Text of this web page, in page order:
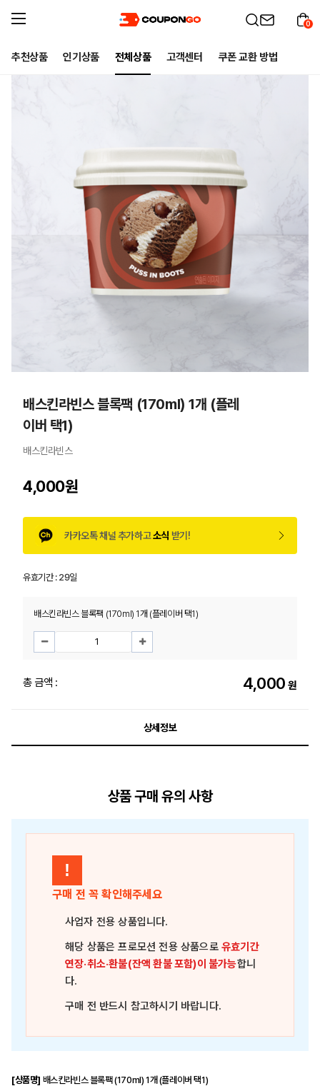
추천상품 인기상품 전체상품 고객센터 쿠폰 교환 방법
0
배스킨라빈스 블록팩 (170ml) 1개 (플레
이버 택1)
배스킨라빈스
4,000원
카카오톡 채널 추가하고소식 받기!
유효기간 :29일
배스킨라빈스 블록팩 (170ml) 1개 (플레이버 택1)
총 금액 : 4,000 원
상세정보
상품 구매 유의 사항
!
구매 전 꼭 확인해주세요
사업자 전용 상품입니다.
해당 상품은프로모션 전용 상품으로유효기간
연장·취소·환불(잔액 환불 포함)이 불가능합니
다.
구매 전 반드시 참고하시기 바랍니다.
[상품명] 배스킨라빈스 블록팩 (170ml) 1개 (플레이버 택1)